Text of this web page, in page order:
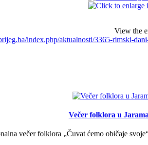
View the
index.php/aktualnosti/3365-rimski-
Večer folklora u
večer folklora „Čuvat ćemo običaje